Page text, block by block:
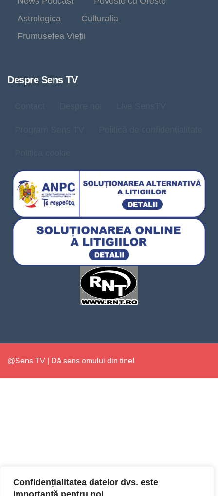
Confidențialitatea datelor dvs. este
importantă pentru noi
Astrologica
Culturalia
Frumusetea Vieții
Despre Sens TV
@Sens TV | Dă sens omului din tine!